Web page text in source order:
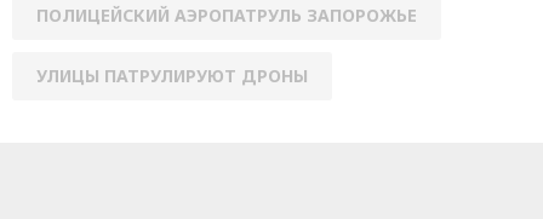
ПОЛИЦЕЙСКИЙ АЭРОПАТРУЛЬ ЗАПОРОЖЬЕ
УЛИЦЫ ПАТРУЛИРУЮТ ДРОНЫ